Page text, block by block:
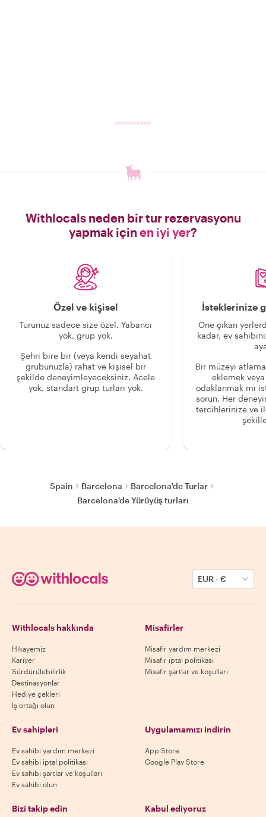
Withlocals neden bir tur rezervasyonu
yapmak için en iyi yer?
Özel ve kişisel
Turunuz sadece size özel. Yabancı
yok, grup yok.
Şehri bire bir (veya kendi seyahat
grubunuzla) rahat ve kişisel bir
şekilde deneyimleyeceksiniz. Acele
yok, standart grup turları yok.
İsteklerinize
Öne çıkan
kadar, ev
Bir müzeyi
eklemek
odaklanmak mı
sorun. Her
tercihlerinize ve
Spain Barcelona
Barcelona'de Turlar
Barcelona'de Yürüyüş turları
EUR-€
Withlocals hakkında
Hikayemiz
Kariyer
Sürdürülebilirlik
Destinasyonlar
Hediye çekleri
İş ortağı olun
Misafirler
Misafir yardım merkezi
Misafir iptal politikası
Misafir şartlar ve koşulları
Ev sahipleri
Ev sahibi yardım merkezi
Ev sahibi iptal politikası
Ev sahibi şartlar ve koşulları
Ev sahibi olun
Uygulamamızı indirin
App Store
Google Play Store
Bizi takip edin Kabul ediyoruz